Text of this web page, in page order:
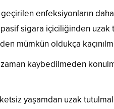
enfeksiyonların
sigara içiciliğinden
mümkün oldukça
kaybedilmeden
yaşamdan uzak